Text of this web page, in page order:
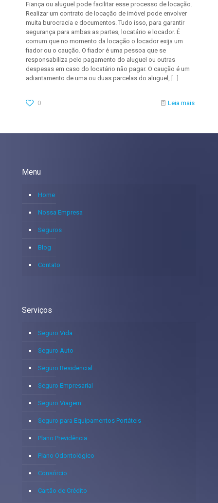
Fiança ou aluguel pode facilitar esse processo de locação.
Realizar um contrato de locação de imóvel pode envolver
muita burocracia e documentos. Tudo isso, para garantir
segurança para ambas as partes, locatário e locador. É
comum que no momento da locação o locador exija um
fiador ou o caução. O fiador é uma pessoa que se
responsabiliza pelo pagamento do aluguel ou outras
despesas em caso do locatário não pagar. O caução é um
adiantamento de uma ou duas parcelas do aluguel, […]
0 Leia mais
Menu
Home
Nossa Empresa
Seguros
Blog
Contato
Serviços
Seguro Vida
Seguro Auto
Seguro Residencial
Seguro Empresarial
Seguro Viagem
Seguro para Equipamentos Portáteis
Plano Previdência
Plano Odontológico
Consórcio
Cartão de Crédito